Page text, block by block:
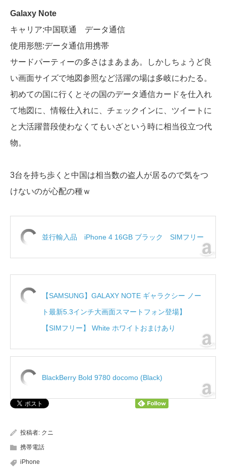
Galaxy Note
キャリア:中国联通 データ通信
使用形態:データ通信用携帯
サードパーティーの多さはまあまあ。しかしちょうど良
い画面サイズで地図参照など活躍の場は多岐にわたる。
初めての国に行くとその国のデータ通信カードを仕入れ
て地図に、情報仕入れに、チェックインに、ツイートに
と大活躍普段使わなくてもいざという時に相当役立つ代
物。
3台を持ち歩くと中国は相当数の盗人が居るので気をつ
けないのが心配の種ｗ
並行輸入品 iPhone 4 16GB ブラック SIMフリー
【SAMSUNG】GALAXY NOTE ギャラクシー ノー
ト最新5.3インチ大画面スマートフォン登場】
【SIMフリー】 White ホワイトおまけあり
BlackBerry Bold 9780 docomo (Black)
投稿者: クニ
携帯電話
iPhone